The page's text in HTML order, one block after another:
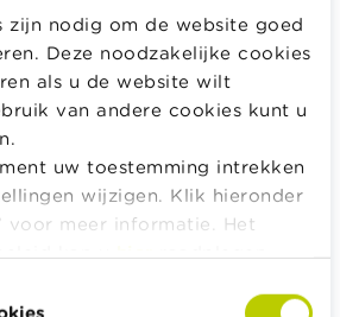
zijn nodig om de website goed
Deze noodzakelijke cookies
als u de website wilt
van andere cookies kunt u
uw toestemming intrekken
wijzigen. Klik hieronder
voor meer informatie. Het
(vruchtgebruiker)
goederen?
inkomen (en/of de
onroerende goederen aangeven,
een grond, een huis, een
… gaat.